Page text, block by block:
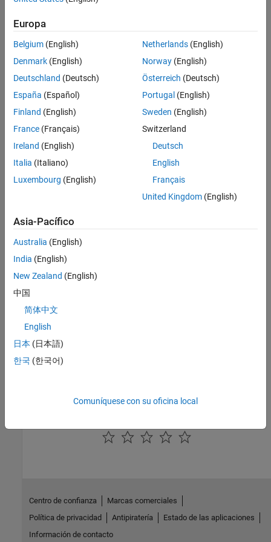
Señales basadas en tramas
Múltiples tasas de muestreo
Datos y vectores de trabajo definidos por el usuario
Parámetros ajustables y en tiempo de ejecución
Temas destacados
Implementar funciones de MATLAB en Simulink con bloques
MATLAB Function
Write Level-2 MATLAB S-Functions
Inlining S-Functions(Simulink Coder)
Categorías
Conceptos básicos de funciones S de MATLAB
Principios de implementación de funciones S
Crear funciones S de MATLAB
Cree bloques personalizados con funciones S de nivel 2 de
MATLAB
Europa
Belgium (English)
Denmark (English)
Deutschland (Deutsch)
España (Español)
Finland (English)
France (Français)
Ireland (English)
Italia (Italiano)
Luxembourg (English)
Netherlands(English)
Norway(English)
Österreich (Deutsch)
Portugal (English)
Sweden (English)
Switzerland
Deutsch
English
Français
United Kingdom(English)
Asia-Pacífico
Australia (English)
India (English)
New Zealand (English)
中国
简体中文
English
日本 (日本語)
한국 (한국어)
Comuníquese con su oficina local
Centro de confianza
Marcas comerciales
Política de privacidad
Antipiratería
Estado de las aplicaciones
Información de contacto